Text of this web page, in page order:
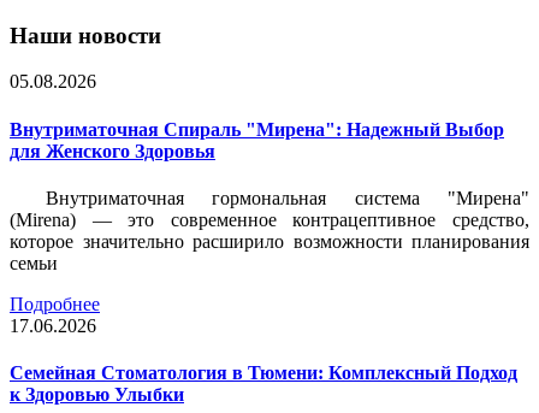
Наши новости
05.08.2026
Внутриматочная Спираль "Мирена": Надежный Выбор
для Женского Здоровья
Внутриматочная гормональная система "Мирена"
(Mirena) — это современное контрацептивное средство,
которое значительно расширило возможности планирования
семьи
Подробнее
17.06.2026
Семейная Стоматология в Тюмени: Комплексный Подход
к Здоровью Улыбки